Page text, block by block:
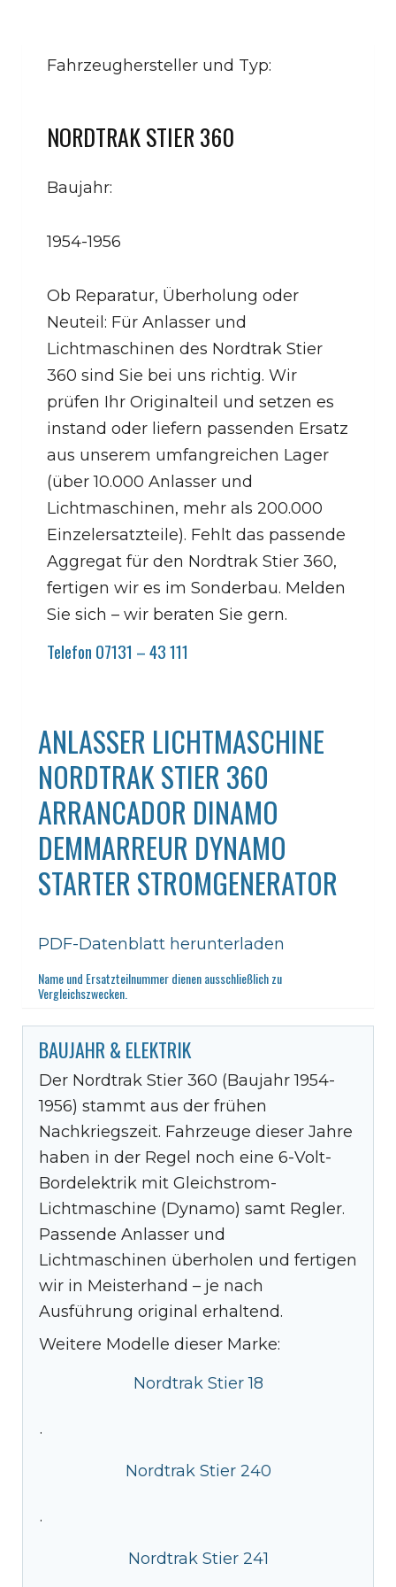
Fahrzeughersteller und Typ:
NORDTRAK STIER 360
Baujahr:
1954-1956
Ob Reparatur, Überholung oder
Neuteil: Für Anlasser und
Lichtmaschinen des Nordtrak Stier
360 sind Sie bei uns richtig. Wir
prüfen Ihr Originalteil und setzen es
instand oder liefern passenden Ersatz
aus unserem umfangreichen Lager
(über 10.000 Anlasser und
Lichtmaschinen, mehr als 200.000
Einzelersatzteile). Fehlt das passende
Aggregat für den Nordtrak Stier 360,
fertigen wir es im Sonderbau. Melden
Sie sich – wir beraten Sie gern.
Telefon 07131 – 43 111
ANLASSER LICHTMASCHINE
NORDTRAK STIER 360
ARRANCADOR DINAMO
DEMMARREUR DYNAMO
STARTER STROMGENERATOR
PDF-Datenblatt herunterladen
Name und Ersatzteilnummer dienen ausschließlich zu
Vergleichszwecken.
BAUJAHR & ELEKTRIK
Der Nordtrak Stier 360 (Baujahr 1954-
1956) stammt aus der frühen
Nachkriegszeit. Fahrzeuge dieser Jahre
haben in der Regel noch eine 6-Volt-
Bordelektrik mit Gleichstrom-
Lichtmaschine (Dynamo) samt Regler.
Passende Anlasser und
Lichtmaschinen überholen und fertigen
wir in Meisterhand – je nach
Ausführung original erhaltend.
Weitere Modelle dieser Marke:
Nordtrak Stier 18
·
Nordtrak Stier 240
·
Nordtrak Stier 241